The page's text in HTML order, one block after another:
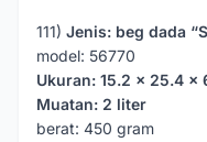
111) Jenis: beg dada
model: 56770
Ukuran: 15.2 x 25.4 x
Muatan: 2 liter
berat: 450 gram